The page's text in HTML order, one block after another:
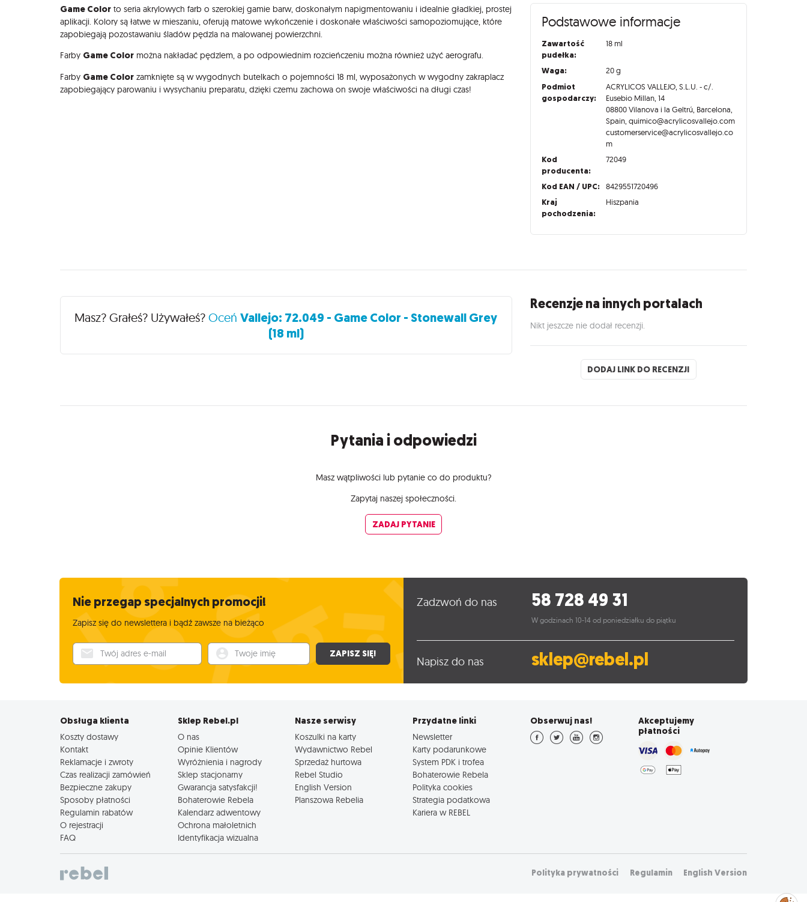
Opis
Game Color to seria akrylowych farb o szerokiej gamie barw, doskonałym napigmentowaniu i idealnie gładkiej, prostej
aplikacji. Kolory są łatwe w mieszaniu, oferują matowe wykończenie i doskonałe właściwości samopoziomujące, które
zapobiegają pozostawaniu śladów pędzla na malowanej powierzchni.
Farby Game Color można nakładać pędzlem, a po odpowiednim rozcieńczeniu można również użyć aerografu.
Farby Game Color zamknięte są w wygodnych butelkach o pojemności 18 ml, wyposażonych w wygodny zakraplacz
zapobiegający parowaniu i wysychaniu preparatu, dzięki czemu zachowa on swoje właściwości na długi czas!
Podstawowe informacje
Zawartość
pudełka:
18 ml
Waga: 20 g
Podmiot
gospodarczy:
ACRYLICOS VALLEJO, S.L.U. - c/.
Eusebio Millan, 14
08800 Vilanova i la Geltrú, Barcelona,
Spain, quimico@acrylicosvallejo.com
customerservice@acrylicosvallejo.co
m
Kod
producenta:
72049
Kod EAN / UPC: 8429551720496
Kraj
pochodzenia:
Hiszpania
Recenzje
Masz? Grałeś? Używałeś?OceńVallejo: 72.049 - Game Color - Stonewall Grey
(18 ml)
Recenzje na innych portalach
Nikt jeszcze nie dodał recenzji.
DODAJ LINK DO RECENZJI
Pytania i odpowiedzi
Masz wątpliwości lub pytanie co do produktu?
Zapytaj naszej społeczności.
ZADAJ PYTANIE
Nie przegap specjalnych promocji!
Zapisz się do newslettera i bądź zawsze na bieżąco
Twój adres e-mail Twoje imię ZAPISZ SIĘ!
Zadzwoń do nas 58 728 49 31
W godzinach 10-14 od poniedziałku do piątku
Napisz do nas sklep@rebel.pl
Obsługa klienta
Koszty dostawy
Kontakt
Reklamacje i zwroty
Czas realizacji zamówień
Bezpieczne zakupy
Sposoby płatności
Regulamin rabatów
O rejestracji
FAQ
Sklep Rebel.pl
O nas
Opinie Klientów
Wyróżnienia i nagrody
Sklep stacjonarny
Gwarancja satysfakcji!
Bohaterowie Rebela
Kalendarz adwentowy
Ochrona małoletnich
Identyfikacja wizualna
Nasze serwisy
Koszulki na karty
Wydawnictwo Rebel
Sprzedaż hurtowa
Rebel Studio
English Version
Planszowa Rebelia
Przydatne linki
Newsletter
Karty podarunkowe
System PDK i trofea
Bohaterowie Rebela
Polityka cookies
Strategia podatkowa
Kariera w REBEL
Obserwuj nas!
Akceptujemy
płatności
Polityka prywatności Regulamin English Version
Zarządzaj